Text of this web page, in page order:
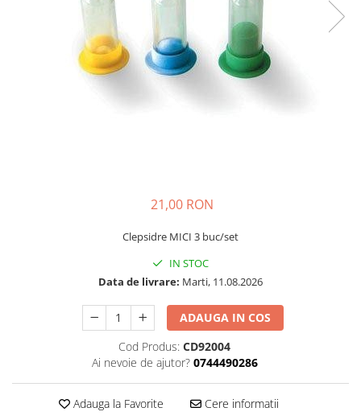
Biciclete si Triciclete
Amenajări camere senzoriale
Echipamente camere senzoriale
Oferte pentru Camere Senzoriale
Creativitate si indemanare
Cuburi și cărămizi
Instrumente muzicale
Jucarii de constructii
Dezvoltare cognitiva
21,00 RON
Clepsidre MICI 3 buc/set
IN STOC
Data de livrare: Marti, 11.08.2026
ADAUGA IN COS
Cod Produs: CD92004
Ai nevoie de ajutor? 0744490286
Adauga la Favorite Cere informatii